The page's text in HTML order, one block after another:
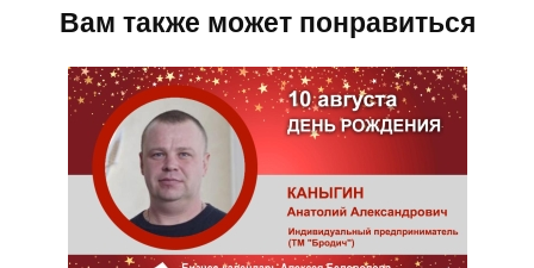
Вам также может понравиться